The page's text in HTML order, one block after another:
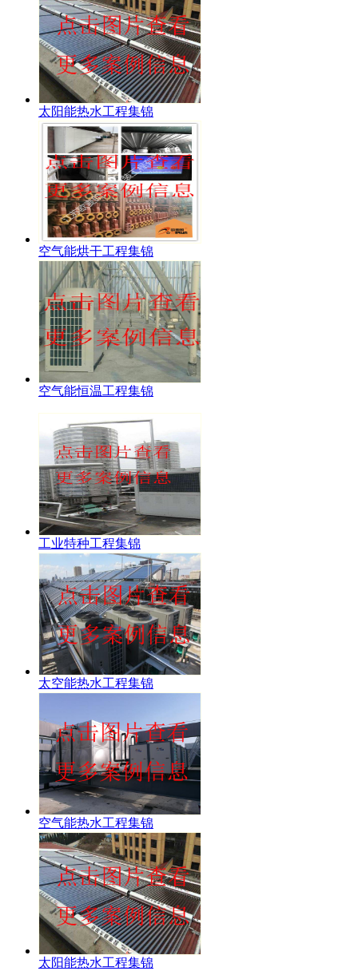
太阳能热水工程集锦
空气能烘干工程集锦
空气能恒温工程集锦
工业特种工程集锦
太空能热水工程集锦
空气能热水工程集锦
太阳能热水工程集锦